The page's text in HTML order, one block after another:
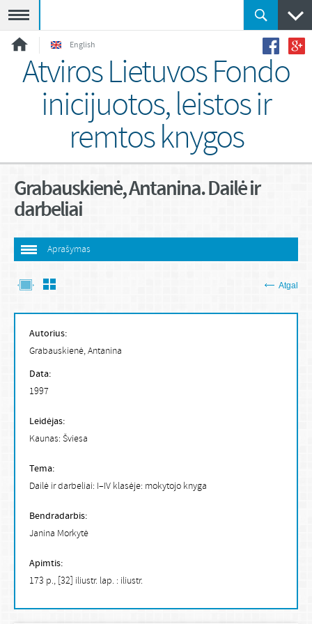
English
Atviros Lietuvos Fondo
inicijuotos, leistos ir
remtos knygos
Grabauskienė, Antanina. Dailė ir
darbeliai
Aprašymas
Atgal
Autorius:
Grabauskienė, Antanina
Data:
1997
Leidėjas:
Kaunas: Šviesa
Tema:
Dailė ir darbeliai: I–IV klasėje: mokytojo knyga
Bendradarbis:
Janina Morkytė
Apimtis:
173 p., [32] iliustr. lap. : iliustr.